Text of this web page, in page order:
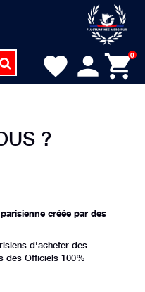
shopping_cart
0
person
favorite
?
créée par des
d'acheter des
des Officiels 100%